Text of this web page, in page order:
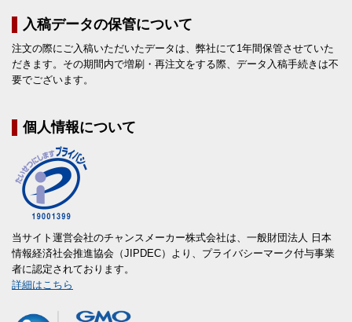
入稿データの保管について
注文の際にご入稿いただいたデータは、弊社にて1年間保管させていた
だきます。その期間内で増刷・再注文をする際、データ入稿手続きは不
要でございます。
個人情報について
当サイト運営会社のチャンスメーカー株式会社は、一般財団法人 日本
情報経済社会推進協会（JIPDEC）より、プライバシーマーク付与事業
者に認定されております。
詳細はこちら